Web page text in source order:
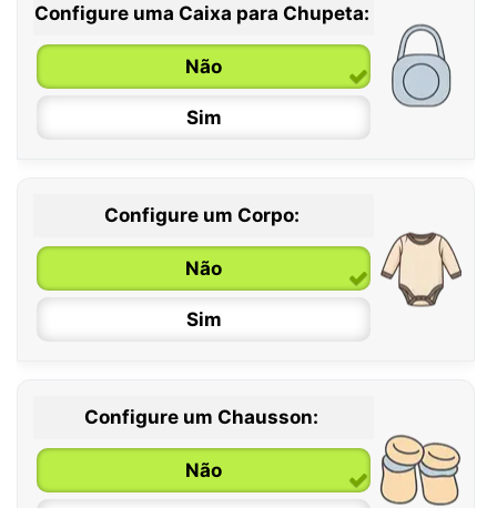
Configure uma Caixa para Chupeta:
Não
Sim
Configure um Corpo:
Não
Sim
0 / 6 meses
6 / 12 meses
Configure um Chausson:
Não